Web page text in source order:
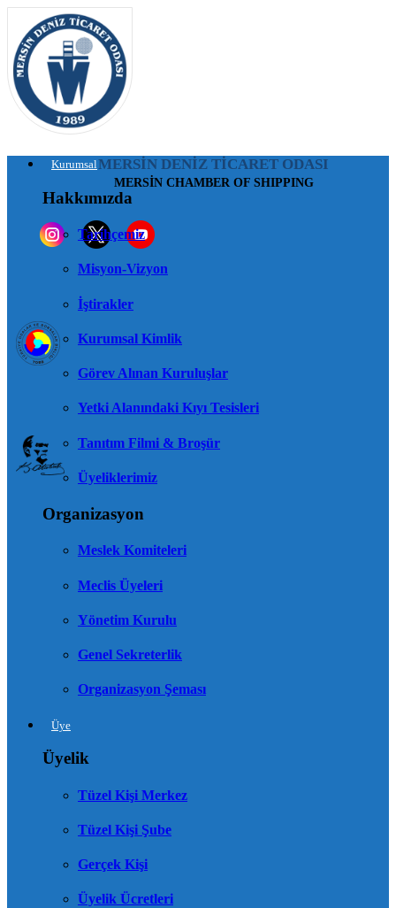
MERSİN DENİZ TİCARET ODASI
MERSİN CHAMBER OF SHIPPING
Kurumsal
Hakkımızda
Tarihçemiz
Misyon-Vizyon
İştirakler
Kurumsal Kimlik
Görev Alınan Kuruluşlar
Yetki Alanındaki Kıyı Tesisleri
Tanıtım Filmi & Broşür
Üyeliklerimiz
Organizasyon
Meslek Komiteleri
Meclis Üyeleri
Yönetim Kurulu
Genel Sekreterlik
Organizasyon Şeması
Üye
Üyelik
Tüzel Kişi Merkez
Tüzel Kişi Şube
Gerçek Kişi
Üyelik Ücretleri